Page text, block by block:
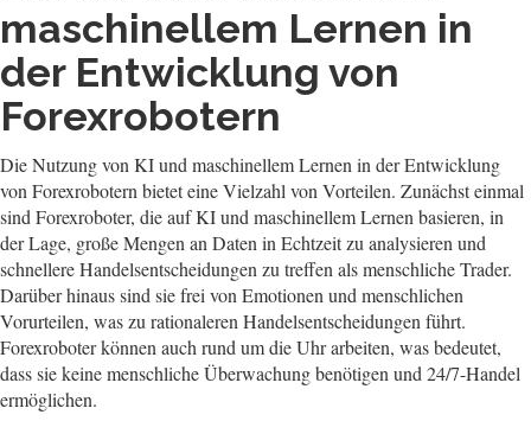
maschinellem Lernen in
der Entwicklung von
Forexrobotern
Die Nutzung von KI und maschinellem Lernen in der Entwicklung
von Forexrobotern bietet eine Vielzahl von Vorteilen. Zunächst einmal
sind Forexroboter, die auf KI und maschinellem Lernen basieren, in
der Lage, große Mengen an Daten in Echtzeit zu analysieren und
schnellere Handelsentscheidungen zu treffen als menschliche Trader.
Darüber hinaus sind sie frei von Emotionen und menschlichen
Vorurteilen, was zu rationaleren Handelsentscheidungen führt.
Forexroboter können auch rund um die Uhr arbeiten, was bedeutet,
dass sie keine menschliche Überwachung benötigen und 24/7-Handel
ermöglichen.